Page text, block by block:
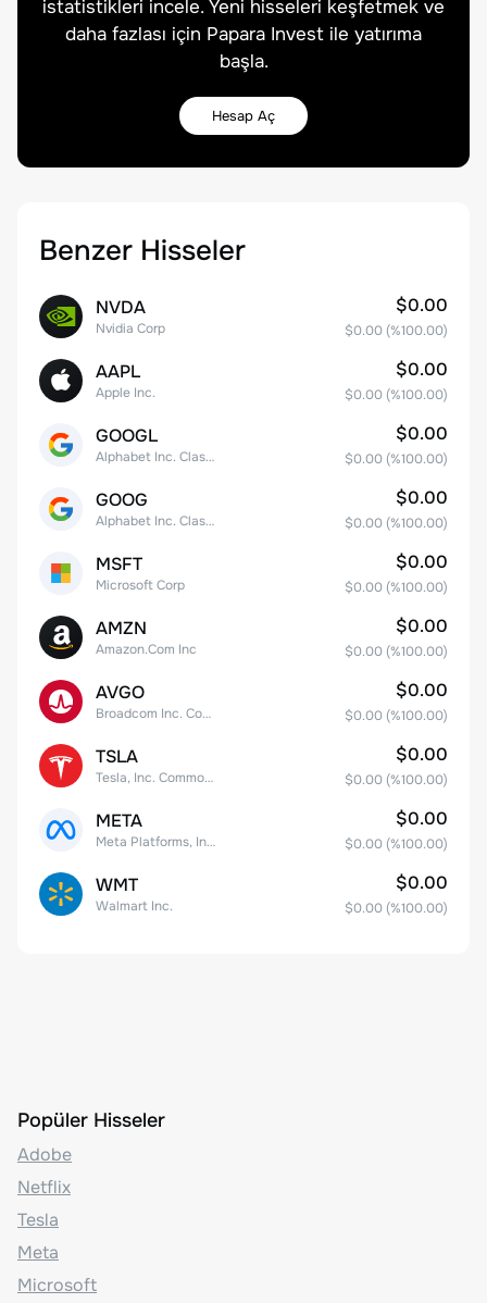
istatistikleri incele. Yeni hisseleri keşfetmek ve
daha fazlası için Papara Invest ile yatırıma
başla.
Hesap Aç
Benzer Hisseler
NVDA
Nvidia Corp
$0.00
$0.00 (%100.00)
AAPL
Apple Inc.
$0.00
$0.00 (%100.00)
GOOGL
Alphabet Inc. Class A Common Stock
$0.00
$0.00 (%100.00)
GOOG
Alphabet Inc. Class C Capital Stock
$0.00
$0.00 (%100.00)
MSFT
Microsoft Corp
$0.00
$0.00 (%100.00)
AMZN
Amazon.Com Inc
$0.00
$0.00 (%100.00)
AVGO
Broadcom Inc. Common Stock
$0.00
$0.00 (%100.00)
TSLA
Tesla, Inc. Common Stock
$0.00
$0.00 (%100.00)
META
Meta Platforms, Inc. Class A Common Stock
$0.00
$0.00 (%100.00)
WMT
Walmart Inc.
$0.00
$0.00 (%100.00)
Popüler Hisseler
Adobe
Netflix
Tesla
Meta
Microsoft